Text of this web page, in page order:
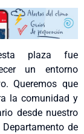
plaza fue
un entorno
Queremos que
la comunidad y
desde nuestro
de